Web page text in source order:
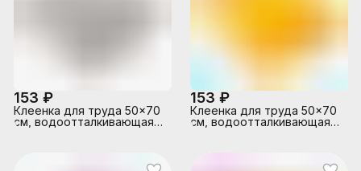
153 ₽
Клеенка для труда 50x70
см, водоотталкивающая
153 ₽
Клеенка для труда 50x70
см, водоотталкивающая